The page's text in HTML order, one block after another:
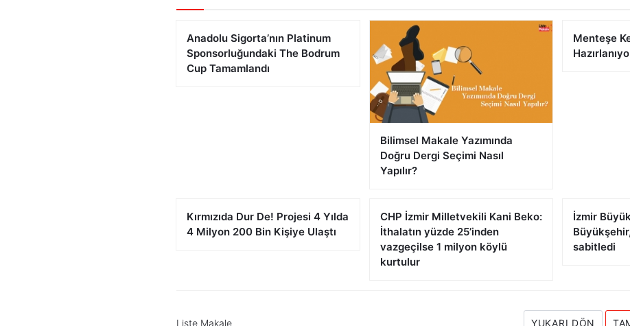
Anadolu Sigorta’nın Platinum
Sponsorluğundaki The Bodrum
Cup Tamamlandı
Bilimsel Makale Yazımında
Doğru Dergi Seçimi Nasıl
Yapılır?
Menteşe
Kırmızıda Dur De! Projesi 4 Yılda
4 Milyon 200 Bin Kişiye Ulaştı
CHP İzmir Milletvekili Kani Beko:
İthalatın yüzde 25’inden
vazgeçilse 1 milyon köylü
kurtulur
İzmir
sabitledi
Liste Makale YUKARI DÖN